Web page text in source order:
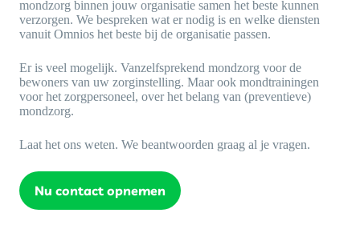
mondzorg binnen jouw organisatie samen het beste kunnen
verzorgen. We bespreken wat er nodig is en welke diensten
vanuit Omnios het beste bij de organisatie passen.
Er is veel mogelijk. Vanzelfsprekend mondzorg voor de
bewoners van uw zorginstelling. Maar ook mondtrainingen
voor het zorgpersoneel, over het belang van (preventieve)
mondzorg.
Laat het ons weten. We beantwoorden graag al je vragen.
Nu contact opnemen